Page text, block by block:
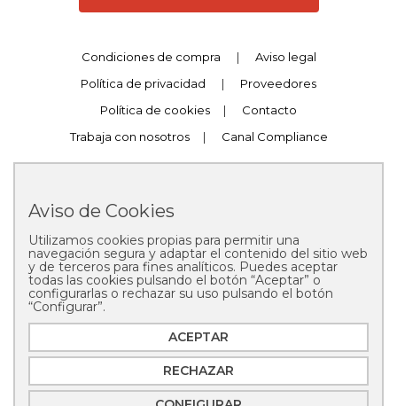
Condiciones de compra |
Aviso legal
Política de privacidad
|
Proveedores
Política de cookies
|
Contacto
Trabaja con nosotros
| Canal Compliance
Copyright © 2025 Pastelería Mallorca
Aviso de Cookies
Utilizamos cookies propias para permitir una
navegación segura y adaptar el contenido del sitio web
y de terceros para fines analíticos. Puedes aceptar
todas las cookies pulsando el botón “Aceptar” o
configurarlas o rechazar su uso pulsando el botón
“Configurar”.
ACEPTAR
RECHAZAR